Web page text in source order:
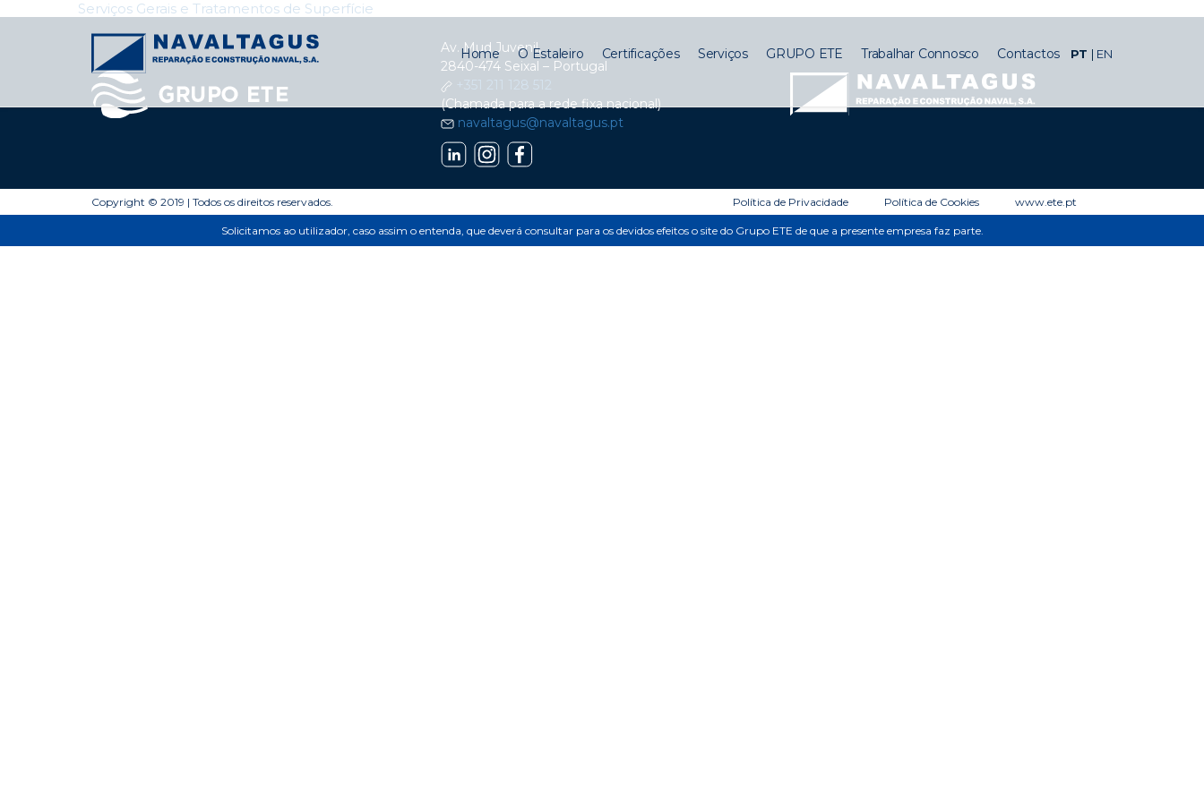
Home O Estaleiro Certificações Serviços GRUPO ETE Trabalhar Connosco Contactos PT EN
Navegação
nos
Posts
Serviços Gerais e Tratamentos de Superfície
Av. Mud Juvenil,
2840-474 Seixal – Portugal
(Chamada para a rede fixa nacional)
navaltagus@navaltagus.pt
Copyright © 2019 | Todos os direitos reservados. Política de Privacidade Política de Cookies www.ete.pt
Solicitamos ao utilizador, caso assim o entenda, que deverá consultar para os devidos efeitos o site do Grupo ETE de que a presente empresa faz parte.